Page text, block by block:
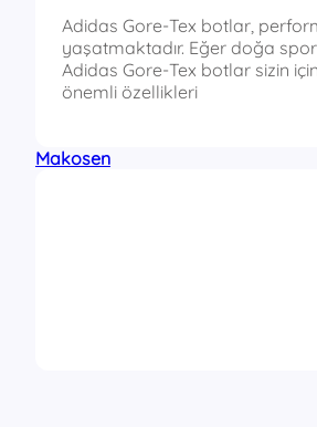
Adidas Gore-Tex botlar,
yaşatmaktadır. Eğer doğa
Adidas Gore-Tex botlar sizin
önemli özellikleri
Makosen